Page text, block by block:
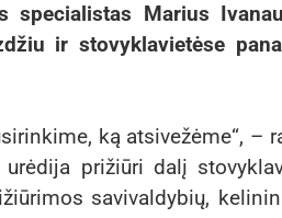
specialistas Marius
ir stovyklavietėse
ką atsivežėme“, –
prižiūri dalį
savivaldybių,